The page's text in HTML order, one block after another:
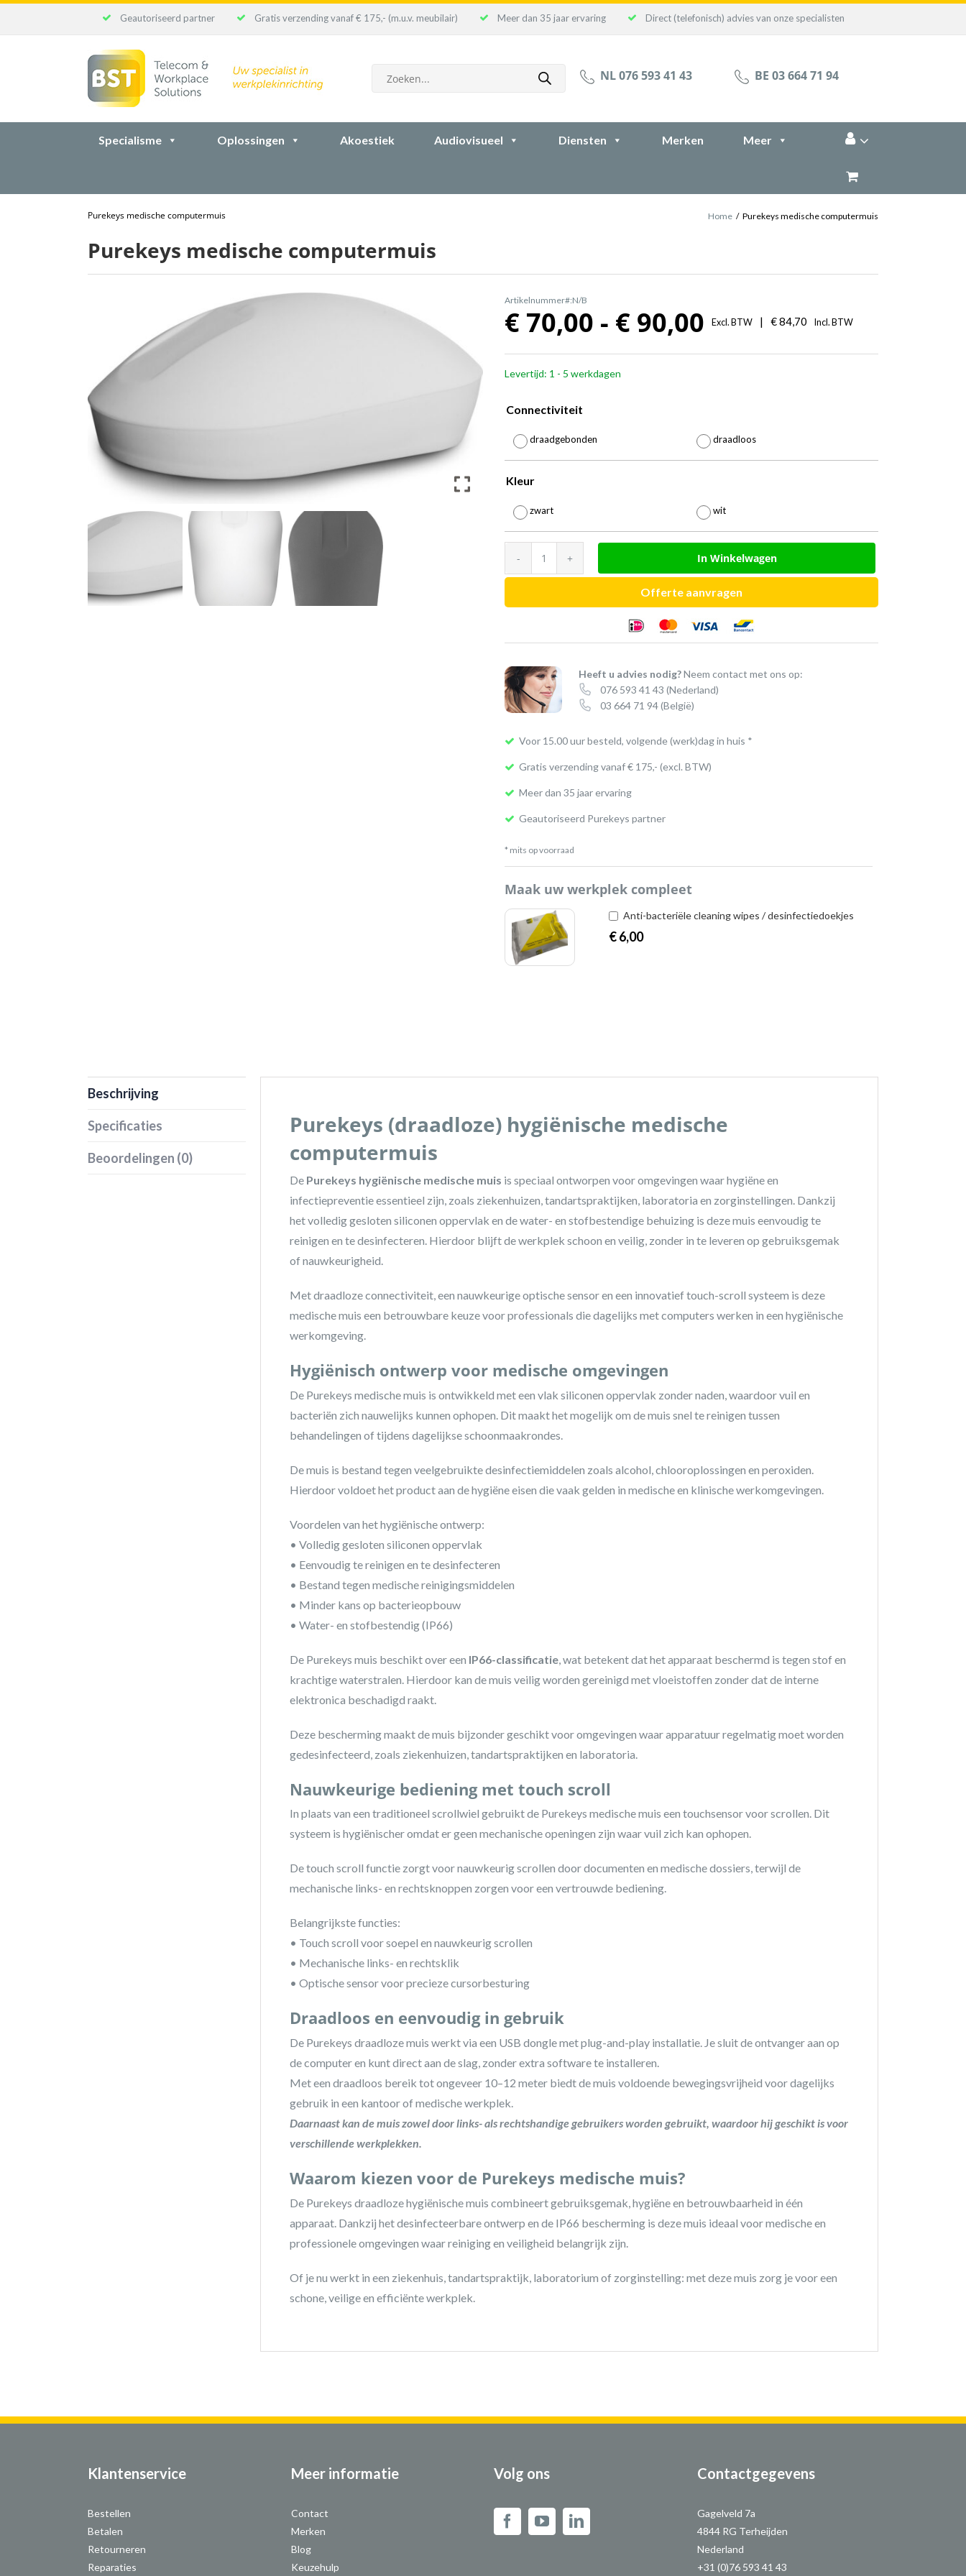
Geautoriseerd partner Gratis verzending vanaf € 175,- (m.u.v. meubilair) Meer dan 35 jaar ervaring Direct (telefonisch) advies van onze specialisten
zoeken NL 076 593 41 43 BE 03 664 71 94
Specialisme Oplossingen Akoestiek Audiovisueel Diensten Merken Meer
Purekeys medische computermuis Home / Purekeys medische computermuis
Purekeys medische computermuis
Artikelnummer#:N/B
€ 70,00 - € 90,00 Prijsklasse:
€
€
90,00
Excl. BTW | €84,70 Incl. BTW
Levertijd: 1 - 5 werkdagen
Connectiviteit
draadgebonden draadloos
Kleur
zwart wit
Maak uw werkplek compleet
Anti-bacteriële cleaning wipes / desinfectiedoekjes
€6,00
Purekeys
medische
aantal
In Winkelwagen
Offerte aanvragen
Heeft u advies nodig?Neem contact met ons op:
076 593 41 43 (Nederland)
03 664 71 94(België)
Voor 15.00 uur besteld, volgende (werk)dag in huis *
Gratis verzending vanaf € 175,- (excl. BTW)
Meer dan 35 jaar ervaring
Geautoriseerd Purekeys partner
* mits op voorraad
Beschrijving
Specificaties
Beoordelingen (0)
Purekeys (draadloze) hygiënische medische
computermuis
De Purekeys hygiënische medische muis is speciaal ontworpen voor omgevingen waar hygiëne en
infectiepreventie essentieel zijn, zoals ziekenhuizen, tandartspraktijken, laboratoria en zorginstellingen. Dankzij
het volledig gesloten siliconen oppervlak en de water- en stofbestendige behuizing is deze muis eenvoudig te
reinigen en te desinfecteren. Hierdoor blijft de werkplek schoon en veilig, zonder in te leveren op gebruiksgemak
of nauwkeurigheid.
Met draadloze connectiviteit, een nauwkeurige optische sensor en een innovatief touch-scroll systeem is deze
medische muis een betrouwbare keuze voor professionals die dagelijks met computers werken in een hygiënische
werkomgeving.
Hygiënisch ontwerp voor medische omgevingen
De Purekeys medische muis is ontwikkeld met een vlak siliconen oppervlak zonder naden, waardoor vuil en
bacteriën zich nauwelijks kunnen ophopen. Dit maakt het mogelijk om de muis snel te reinigen tussen
behandelingen of tijdens dagelijkse schoonmaakrondes.
De muis is bestand tegen veelgebruikte desinfectiemiddelen zoals alcohol, chlooroplossingen en peroxiden.
Hierdoor voldoet het product aan de hygiëne eisen die vaak gelden in medische en klinische werkomgevingen.
Voordelen van het hygiënische ontwerp:
• Volledig gesloten siliconen oppervlak
• Eenvoudig te reinigen en te desinfecteren
• Bestand tegen medische reinigingsmiddelen
• Minder kans op bacterieopbouw
• Water- en stofbestendig (IP66)
De Purekeys muis beschikt over een IP66-classificatie , wat betekent dat het apparaat beschermd is tegen stof en
krachtige waterstralen. Hierdoor kan de muis veilig worden gereinigd met vloeistoffen zonder dat de interne
elektronica beschadigd raakt.
Deze bescherming maakt de muis bijzonder geschikt voor omgevingen waar apparatuur regelmatig moet worden
gedesinfecteerd, zoals ziekenhuizen, tandartspraktijken en laboratoria.
Nauwkeurige bediening met touch scroll
In plaats van een traditioneel scrollwiel gebruikt de Purekeys medische muis een touchsensor voor scrollen. Dit
systeem is hygiënischer omdat er geen mechanische openingen zijn waar vuil zich kan ophopen.
De touch scroll functie zorgt voor nauwkeurig scrollen door documenten en medische dossiers, terwijl de
mechanische links- en rechtsknoppen zorgen voor een vertrouwde bediening.
Belangrijkste functies:
• Touch scroll voor soepel en nauwkeurig scrollen
• Mechanische links- en rechtsklik
• Optische sensor voor precieze cursorbesturing
Draadloos en eenvoudig in gebruik
De Purekeys draadloze muis werkt via een USB dongle met plug-and-play installatie. Je sluit de ontvanger aan op
de computer en kunt direct aan de slag, zonder extra software te installeren.
Met een draadloos bereik tot ongeveer 10–12 meter biedt de muis voldoende bewegingsvrijheid voor dagelijks
gebruik in een kantoor of medische werkplek.
Daarnaast kan de muis zowel door links- als rechtshandige gebruikers worden gebruikt, waardoor hij geschikt is voor
verschillende werkplekken.
Waarom kiezen voor de Purekeys medische muis?
De Purekeys draadloze hygiënische muis combineert gebruiksgemak, hygiëne en betrouwbaarheid in één
apparaat. Dankzij het desinfecteerbare ontwerp en de IP66 bescherming is deze muis ideaal voor medische en
professionele omgevingen waar reiniging en veiligheid belangrijk zijn.
Of je nu werkt in een ziekenhuis, tandartspraktijk, laboratorium of zorginstelling: met deze muis zorg je voor een
schone, veilige en efficiënte werkplek.
Klantenservice
Bestellen
Betalen
Retourneren
Reparaties
Meer informatie
Contact
Merken
Blog
Keuzehulp
Volg ons Contactgegevens
Gagelveld 7a
4844 RG Terheijden
Nederland
+31 (0)76 593 41 43